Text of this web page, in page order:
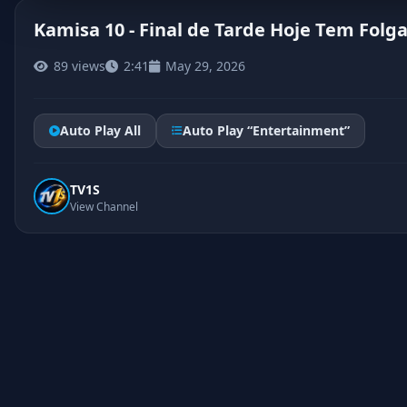
Kamisa 10 - Final de Tarde Hoje Tem Folga
89 views 2:41 May 29, 2026
Auto Play All Auto Play “Entertainment”
TV1S
View Channel